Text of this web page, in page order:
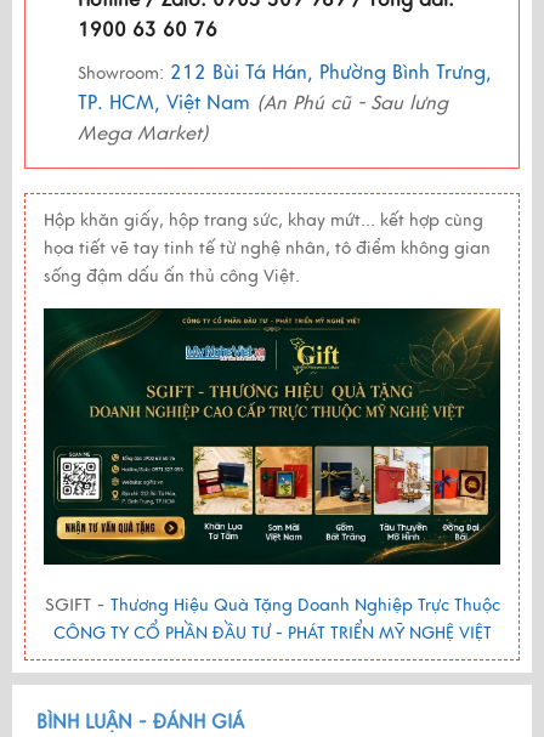
1900 63 60 76
Showroom: 212 Bùi Tá Hán, Phường Bình Trưng,
TP. HCM, Việt Nam (An Phú cũ - Sau lưng
Mega Market)
Hộp khăn giấy, hộp trang sức, khay mứt... kết hợp cùng
họa tiết vẽ tay tinh tế từ nghệ nhân, tô điểm không gian
sống đậm dấu ấn thủ công Việt.
SGIFT - Thương Hiệu Quà Tặng Doanh Nghiệp Trực Thuộc
CÔNG TY CỔ PHẦN ĐẦU TƯ - PHÁT TRIỂN MỸ NGHỆ VIỆT
BÌNH LUẬN - ĐÁNH GIÁ